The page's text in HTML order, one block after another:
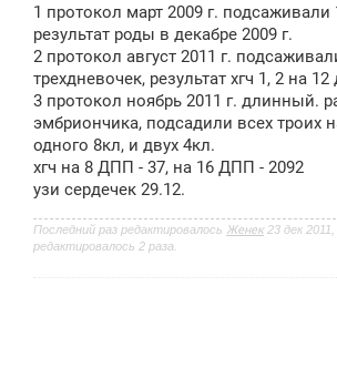
б
щ
н
и
1 протокол март 2009 г. подсаживали
результат роды в декабре 2009 г.
2 протокол август 2011 г.
трехдневочек, результат хгч 1, 2 на 12
3 протокол ноябрь 2011 г. длинный.
эмбриончика, подсадили всех троих
одного 8кл, и двух 4кл.
хгч на 8 ДПП - 37, на 16 ДПП - 2092
узи сердечек 29.12.
Последний раз редактировалось Женек23 дек 2011,
редактировалось 2 раза.